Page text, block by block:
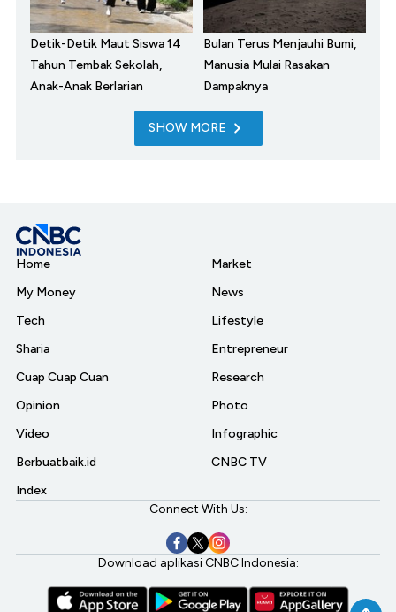
Detik-Detik Maut Siswa 14
Tahun Tembak Sekolah,
Anak-Anak Berlarian
Bulan Terus Menjauhi Bumi,
Manusia Mulai Rasakan
Dampaknya
SHOW MORE
Home
My Money
Tech
Sharia
Cuap Cuap Cuan
Opinion
Video
Berbuatbaik.id
Index
Market
News
Lifestyle
Entrepreneur
Research
Photo
Infographic
CNBC TV
Connect With Us:
Download aplikasi CNBC Indonesia: